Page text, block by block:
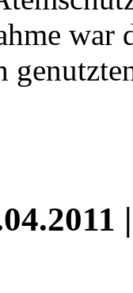
war